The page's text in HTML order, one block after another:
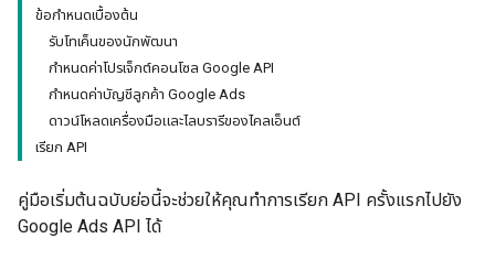
ข้อกำหนดเบื้องต้น
รับโทเค็นของนักพัฒนา
กำหนดค่าโปรเจ็กต์คอนโซล Google API
กำหนดค่าบัญชีลูกค้า Google Ads
ดาวน์โหลดเครื่องมือและไลบรารีของไคลเอ็นต์
เรียก API
คู่มือเริ่มต้นฉบับย่อนี้จะช่วยให้คุณทำการเรียก API ครั้งแรกไปยัง
Google Ads API ได้